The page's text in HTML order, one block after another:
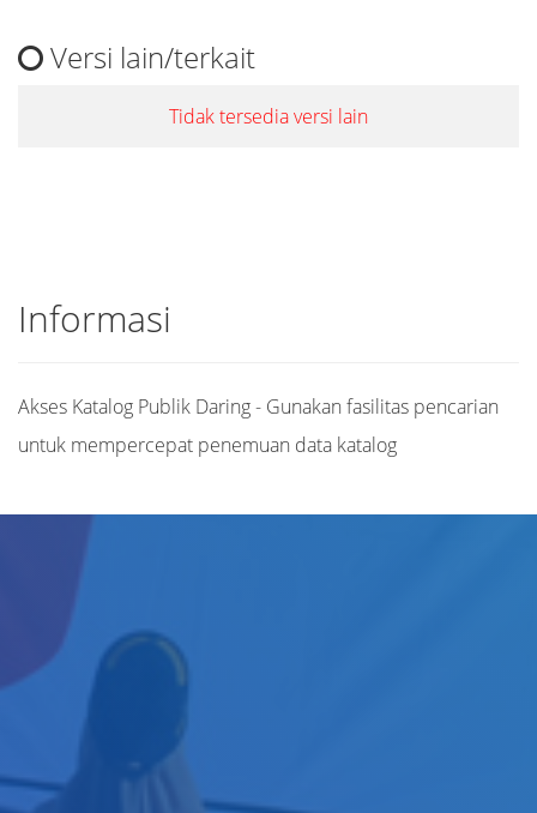
Versi lain/terkait
Tidak tersedia versi lain
Informasi
Akses Katalog Publik Daring - Gunakan fasilitas pencarian
untuk mempercepat penemuan data katalog
Pengarang
ISBN/ISSN